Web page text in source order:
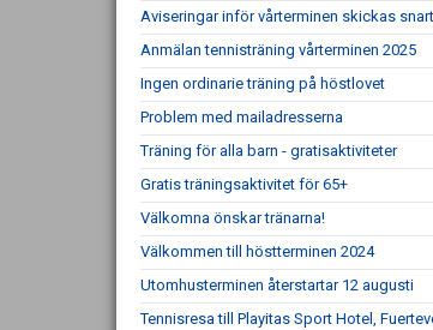
Aviseringar inför vårterminen skickas
Anmälan tennisträning vårterminen 2025
Ingen ordinarie träning på höstlovet
Problem med mailadresserna
Träning för alla barn - gratisaktiviteter
Gratis träningsaktivitet för 65+
Välkomna önskar tränarna!
Välkommen till höstterminen 2024
Utomhusterminen återstartar 12 augusti
Tennisresa till Playitas Sport Hotel,